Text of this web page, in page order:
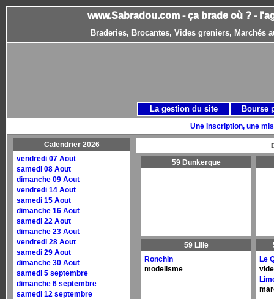
www.Sabradou.com - ça brade où ? -
Braderies, Brocantes, Vides greniers, Marchés
Une Inscription, une
Calendrier 2026
vendredi 07 Aout
samedi 08 Aout
dimanche 09 Aout
vendredi 14 Aout
samedi 15 Aout
dimanche 16 Aout
samedi 22 Aout
dimanche 23 Aout
vendredi 28 Aout
samedi 29 Aout
dimanche 30 Aout
samedi 5 septembre
dimanche 6 septembre
samedi 12 septembre
59 Dunkerque
59 Lille
Ronchin
modelisme
Le
La gestion du site Bourse